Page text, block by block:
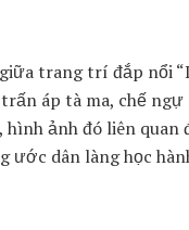
trang trí đắp nổi
áp tà ma, chế ngự
ảnh đó liên
dân làng học